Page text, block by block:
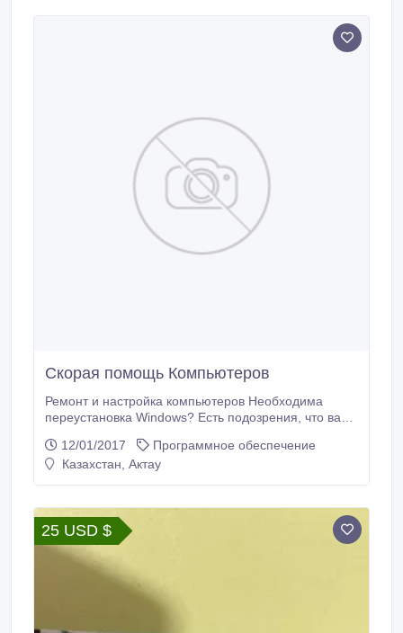
Скорая помощь Компьютеров
Ремонт и настройка компьютеров Необходима
переустановка Windows? Есть подозрения, что ваш
ПРОГРАММЫ и ИГРЫ? ЗВОНИТЕ, здесь ПОМОГУТ
СОТ: 8701-4624900.
12/01/2017
Программное обеспечение
Казахстан, Актау
25 USD $